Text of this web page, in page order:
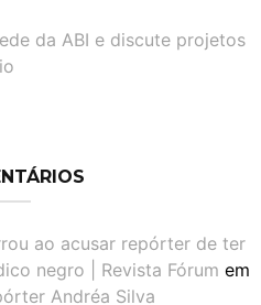
da ABI e discute projetos
ao acusar repórter de ter
negro | Revista Fórum em
Andréa Silva